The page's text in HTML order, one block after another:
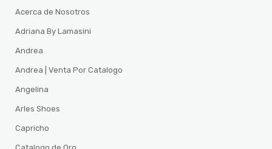
Acerca de Nosotros
Adriana By Lamasini
Andrea
Andrea | Venta Por Catalogo
Angelina
Arles Shoes
Capricho